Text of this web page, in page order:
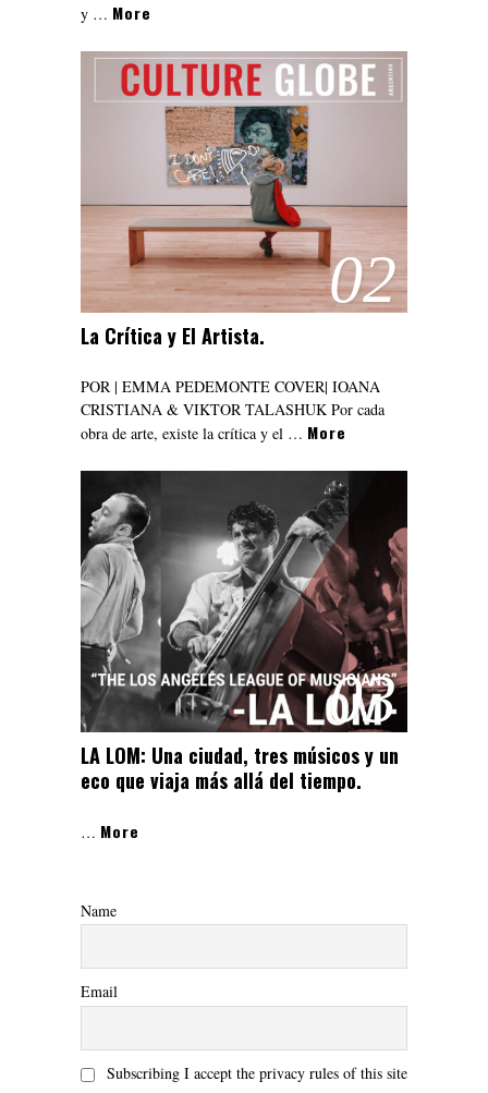
y … More
02
La Crítica y El Artista.
POR | EMMA PEDEMONTE COVER| IOANA
CRISTIANA & VIKTOR TALASHUK Por cada
obra de arte, existe la crítica y el … More
03
LA LOM: Una ciudad, tres músicos y un
eco que viaja más allá del tiempo.
… More
Name
Email
Subscribing I accept the privacy rules of this site